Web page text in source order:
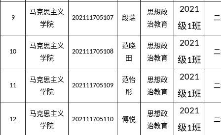
9
马克思主义
学院
202111705107 段瑞
思想政
治教育
2021
级1班
10
马克思主义
学院
202111705108
范晓
田
思想政
治教育
2021
级1班
11
马克思主义
学院
202111705109
范怡
彤
思想政
治教育
2021
级1班
12
马克思主义
学院
202111705110 傅悦
思想政
治教育
2021
级1班